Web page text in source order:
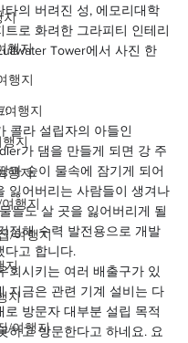
지
행지
행지
여행지
지
행지
행지
/여행지
지
지
/여행지
타의 버려진 성, 에모리대학
트로 화려한 그라피티 인테리
Tower에서 사진 한
:
콜라 설립자의 아들인
가 댐을 만들게 되면 강 주
과 숲이 물속에 잠기게 되어
잃어버리는 사람들이 생겨나
들도 살 곳을 잃어버리게 될
정해 수력 발전용으로 개발
다고 합니다.
회시키는 여러 배출구가 있
지금은 관련 기계 설비는 다
로 방문자 대부분 설립 목적
하고 방문한다고 하네요. 요